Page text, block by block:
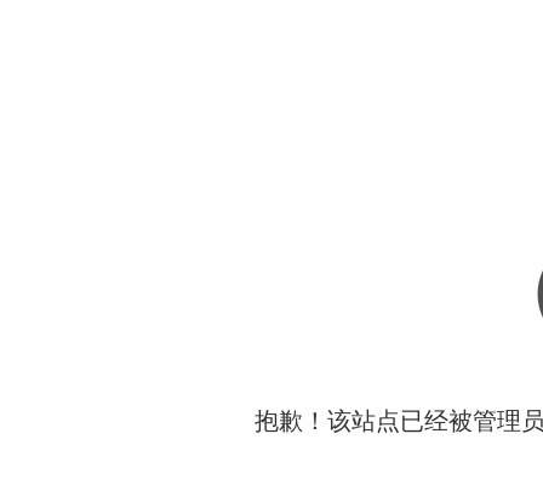
抱歉！该站点已经被管理